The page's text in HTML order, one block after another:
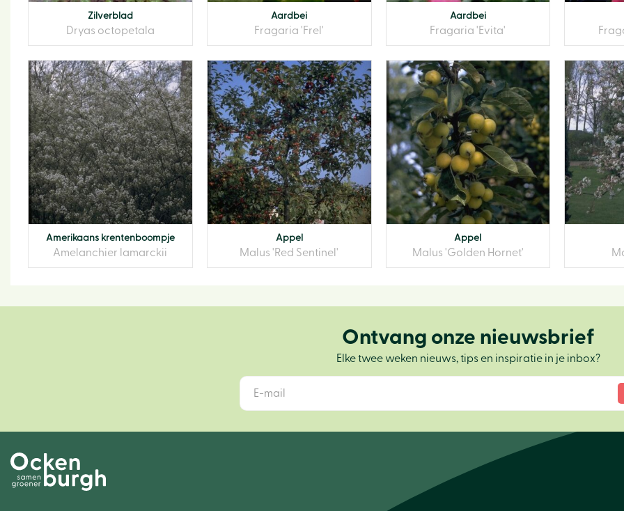
Zilverblad
Dryas octopetala
Aardbei
Fragaria 'Frel'
Aardbei
Fragaria 'Evita'
Amerikaans krentenboompje
Amelanchier lamarckii
Appel
Malus 'Red Sentinel'
Appel
Malus 'Golden Hornet'
Ontvang onze nieuwsbrief
Elke twee weken nieuws, tips en inspiratie in je inbox?